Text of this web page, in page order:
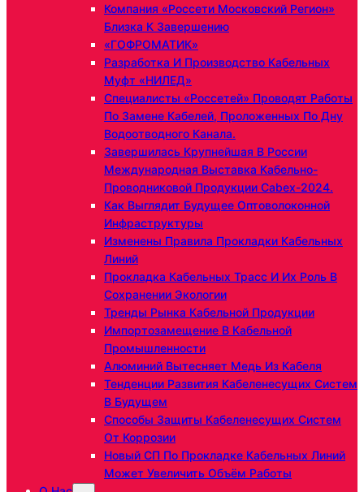
Компания «Россети Московский Регион»
Близка К Завершению
«ГОФРОМАТИК»
Разработка И Производство Кабельных
Муфт «НИЛЕД»
Специалисты «Россетей» Проводят Работы
По Замене Кабелей, Проложенных По Дну
Водоотводного Канала.
Завершилась Крупнейшая В России
Международная Выставка Кабельно-
Проводниковой Продукции Cabex-2024.
Как Выглядит Будущее Оптоволоконной
Инфраструктуры
Изменены Правила Прокладки Кабельных
Линий
Прокладка Кабельных Трасс И Их Роль В
Сохранении Экологии
Тренды Рынка Кабельной Продукции
Импортозамещение В Кабельной
Промышленности
Алюминий Вытесняет Медь Из Кабеля
Тенденции Развития Кабеленесущих Систем
В Будущем
Способы Защиты Кабеленесущих Систем
От Коррозии
Новый СП По Прокладке Кабельных Линий
Может Увеличить Объём Работы